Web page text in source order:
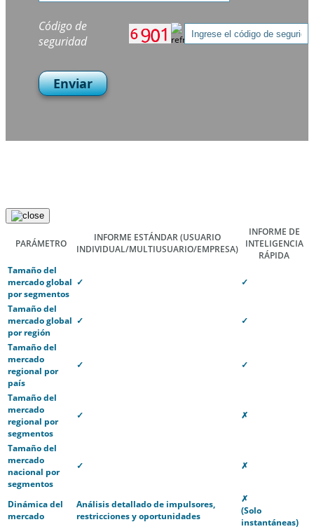
Código de
seguridad
Enviar
PARÁMETRO
INFORME ESTÁNDAR(USUARIO
INDIVIDUAL/MULTIUSUARIO/EMPRESA)
INFORME DE
INTELIGENCIA
RÁPIDA
Tamaño del
mercado global
por segmentos
✓ ✓
Tamaño del
mercado global
por región
✓ ✓
Tamaño del
mercado
regional por
país
✓ ✓
Tamaño del
mercado
regional por
segmentos
✓ ✗
Tamaño del
mercado
nacional por
segmentos
✓ ✗
Dinámica del
mercado
Análisis detallado de impulsores,
restricciones y oportunidades
✗
(Solo
instantáneas)